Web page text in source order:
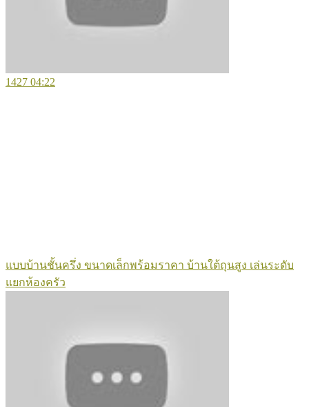
1427 04:22
แบบบ้านชั้นครึ่ง ขนาดเล็กพร้อมราคา บ้านใต้ถุนสูง เล่นระดับ
แยกห้องครัว